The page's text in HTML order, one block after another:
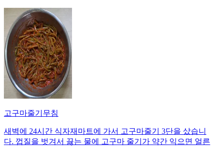
고구마줄기무침
새벽에 24시간 식자재마트에 가서 고구마줄기 3단을 샀습니
다. 껍질을 벗겨서 끓는 물에 고구마 줄기가 약간 익으면 얼른